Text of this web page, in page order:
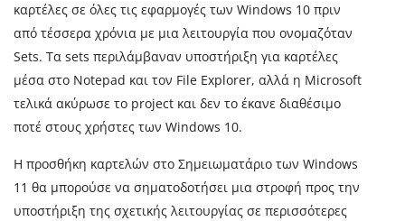
καρτέλες σε όλες τις εφαρμογές των Windows 10 πριν
από τέσσερα χρόνια με μια λειτουργία που ονομαζόταν
Sets. Τα sets περιλάμβαναν υποστήριξη για καρτέλες
μέσα στο Notepad και τον File Explorer, αλλά η Microsoft
τελικά ακύρωσε το project και δεν το έκανε διαθέσιμο
ποτέ στους χρήστες των Windows 10.
Η προσθήκη καρτελών στο Σημειωματάριο των Windows
11 θα μπορούσε να σηματοδοτήσει μια στροφή προς την
υποστήριξη της σχετικής λειτουργίας σε περισσότερες